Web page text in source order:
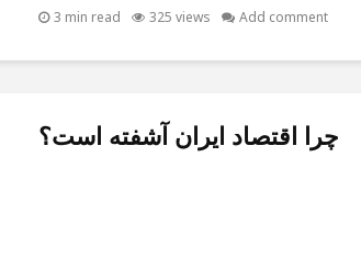
Add comment
325 views
3 min read
چرا اقتصاد ایران آشفته است؟